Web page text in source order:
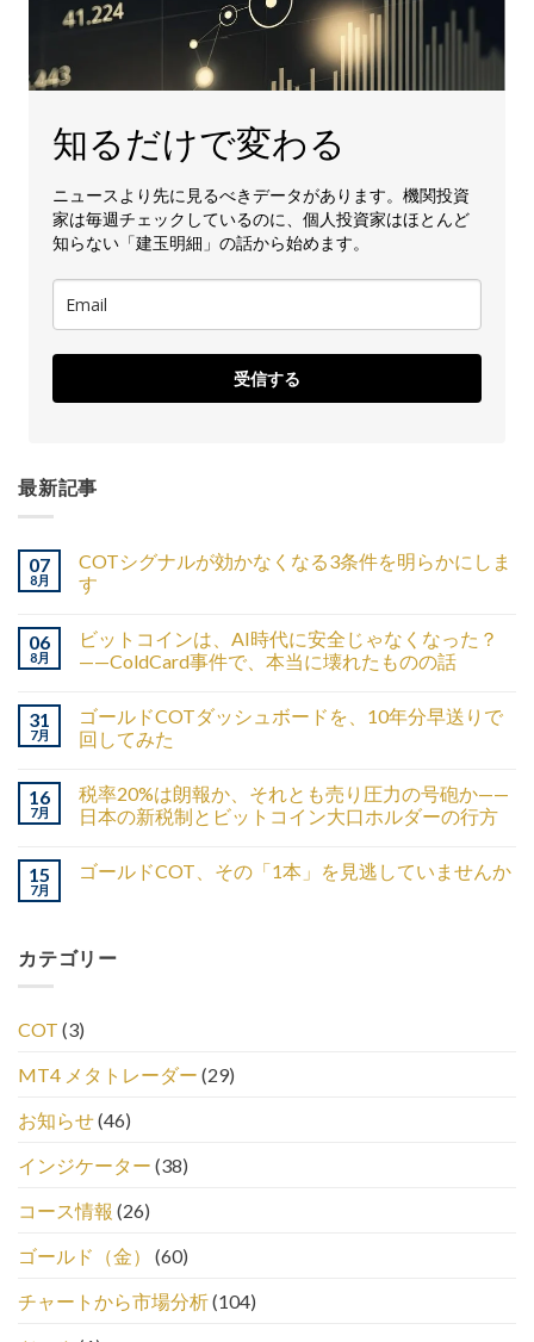
知るだけで変わる
ニュースより先に見るべきデータがあります。機関投資
家は毎週チェックしているのに、個人投資家はほとんど
知らない「建玉明細」の話から始めます。
受信する
最新記事
07
8月
COTシグナルが効かなくなる3条件を明らかにしま
す
06
8月
ビットコインは、AI時代に安全じゃなくなった？
——ColdCard事件で、本当に壊れたものの話
31
7月
ゴールドCOTダッシュボードを、10年分早送りで
回してみた
16
7月
税率20%は朗報か、それとも売り圧力の号砲か——
日本の新税制とビットコイン大口ホルダーの行方
15
7月
ゴールドCOT、その「1本」を見逃していませんか
カテゴリー
COT (3)
MT4 メタトレーダー (29)
お知らせ(46)
インジケーター (38)
コース情報 (26)
ゴールド（金）
(60)
チャートから市場分析(104)